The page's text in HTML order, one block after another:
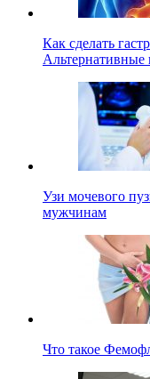
Как сделать
Альтернативные
Узи мочевого
мужчинам
Что такое